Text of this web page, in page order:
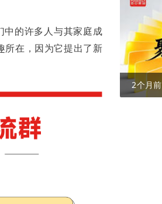
中的许多人与其家庭成
所在，因为它提出了新
2个月前